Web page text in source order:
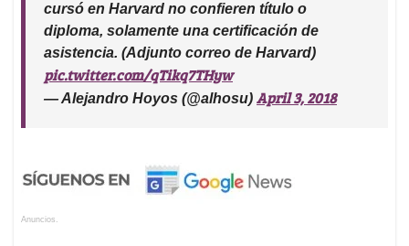
cursó en Harvard no confieren título o
diploma, solamente una certificación de
asistencia. (Adjunto correo de Harvard)
pic.twitter.com/qTikq7THyw
— Alejandro Hoyos (@alhosu) April 3, 2018
Anuncios.